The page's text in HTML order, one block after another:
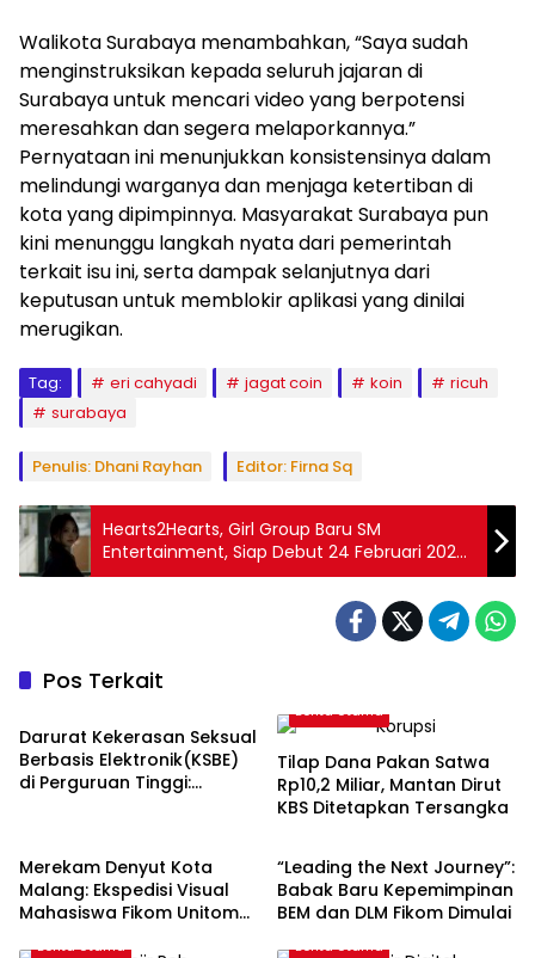
Walikota Surabaya menambahkan, “Saya sudah
menginstruksikan kepada seluruh jajaran di
Surabaya untuk mencari video yang berpotensi
meresahkan dan segera melaporkannya.”
Pernyataan ini menunjukkan konsistensinya dalam
melindungi warganya dan menjaga ketertiban di
kota yang dipimpinnya. Masyarakat Surabaya pun
kini menunggu langkah nyata dari pemerintah
terkait isu ini, serta dampak selanjutnya dari
keputusan untuk memblokir aplikasi yang dinilai
merugikan.
Tag: eri cahyadi jagat coin koin
ricuh
surabaya
Penulis: Dhani Rayhan Editor: Firna Sq
Hearts2Hearts, Girl Group Baru SM
Entertainment, Siap Debut 24 Februari 2025:
Trainee Asal Indonesia Jadi Sorotan
Pos Terkait
Berita Utama
Darurat Kekerasan Seksual
Berbasis Elektronik(KSBE)
di Perguruan Tinggi:
Berita Utama
Tilap Dana Pakan Satwa
Rp10,2 Miliar, Mantan Dirut
KBS Ditetapkan Tersangka
Merekam Denyut Kota
Malang: Ekspedisi Visual
Mahasiswa Fikom Unitomo
Berita Utama
“Leading the Next Journey”:
Babak Baru Kepemimpinan
BEM dan DLM Fikom Dimulai
Berita Utama Berita Utama